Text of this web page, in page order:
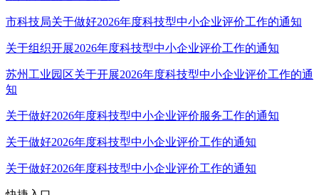
市科技局关于做好2026年度科技型中小企业评价工作的通知
关于组织开展2026年度科技型中小企业评价工作的通知
苏州工业园区关于开展2026年度科技型中小企业评价工作的通
知
关于做好2026年度科技型中小企业评价服务工作的通知
关于做好2026年度科技型中小企业评价工作的通知
关于做好2026年度科技型中小企业评价工作的通知